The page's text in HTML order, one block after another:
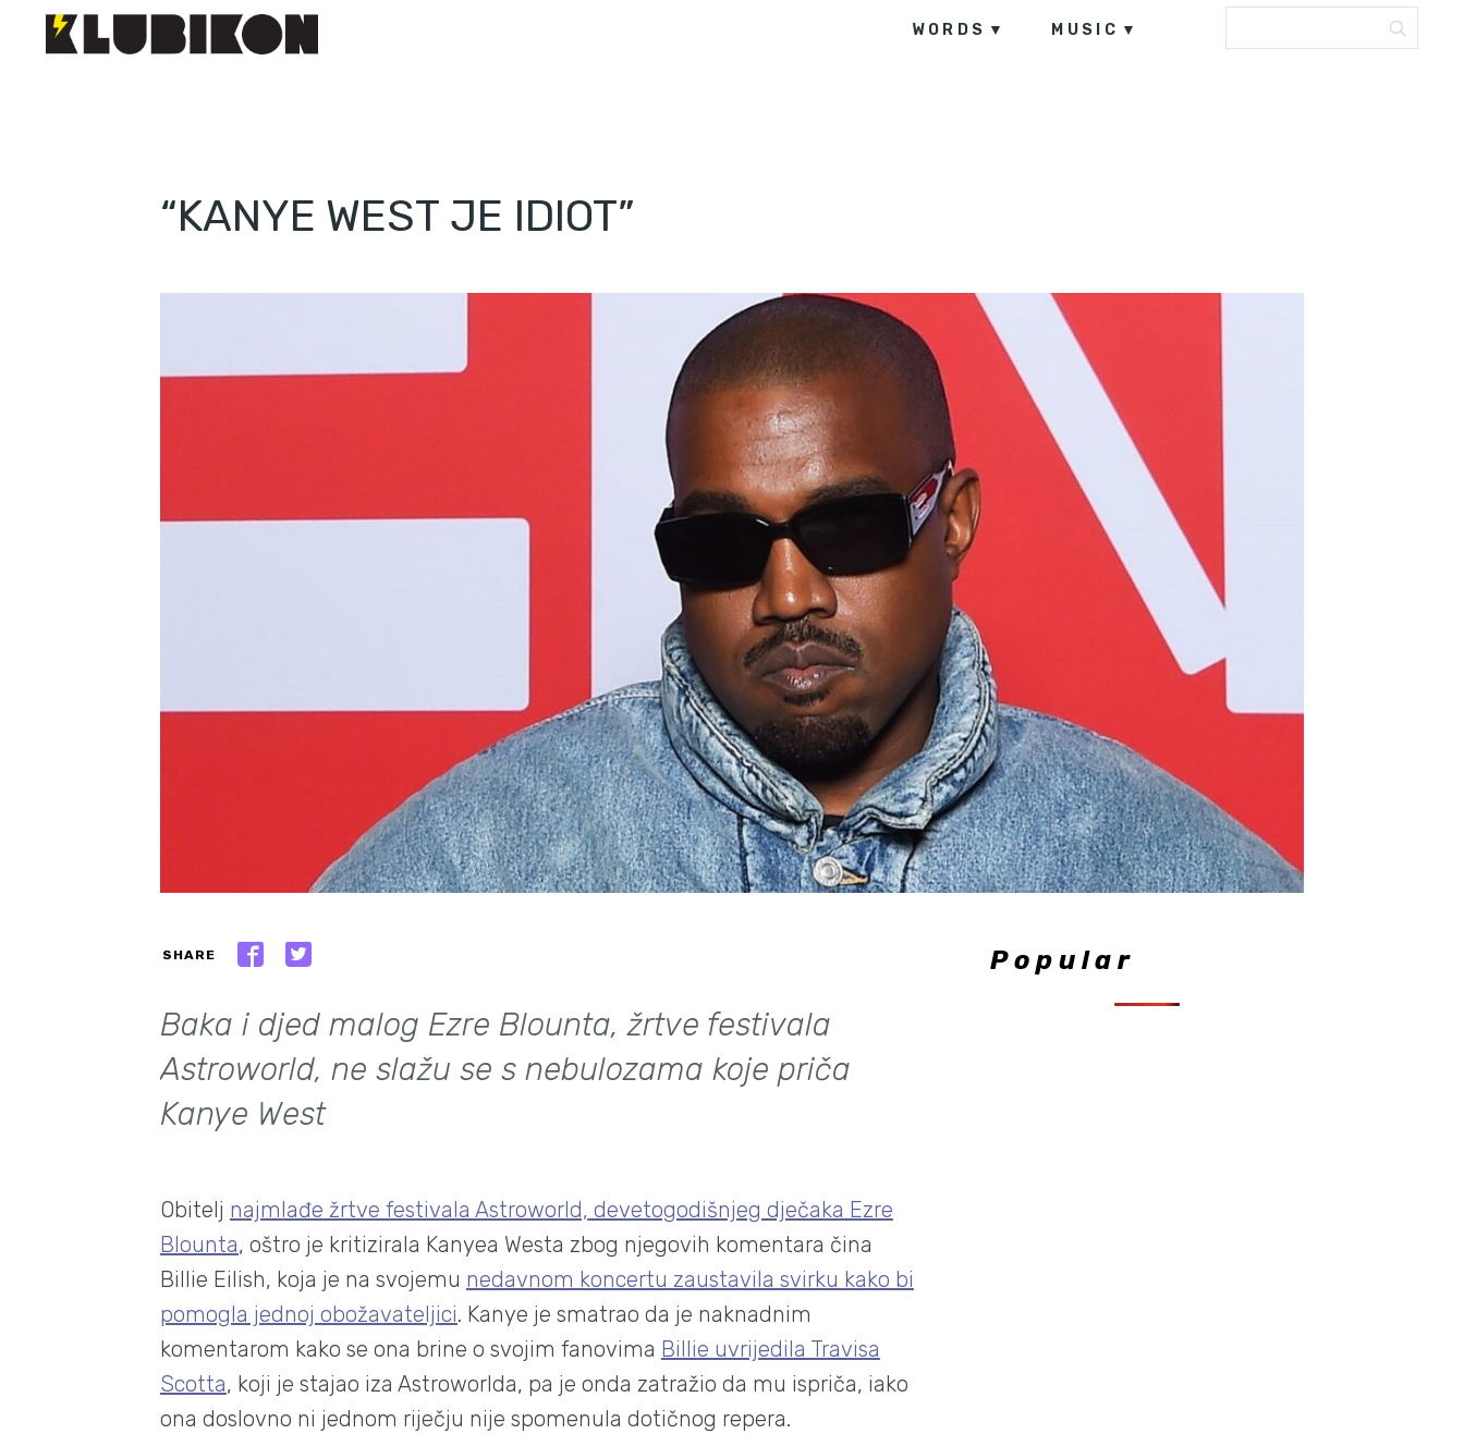
WORDS MUSIC
“KANYE WEST JE IDIOT”
SHARE
Baka i djed malog Ezre Blounta, žrtve festivala
Astroworld, ne slažu se s nebulozama koje priča
Kanye West
Obitelj najmlađe žrtve festivala Astroworld, devetogodišnjeg dječaka Ezre
Blounta, oštro je kritizirala Kanyea Westa zbog njegovih komentara čina
Billie Eilish, koja je na svojemu nedavnom koncertu zaustavila svirku kako bi
pomogla jednoj obožavateljici. Kanye je smatrao da je naknadnim
komentarom kako se ona brine o svojim fanovima Billie uvrijedila Travisa
Scotta, koji je stajao iza Astroworlda, pa je onda zatražio da mu ispriča, iako
ona doslovno ni jednom riječju nije spomenula dotičnog repera.
Popular